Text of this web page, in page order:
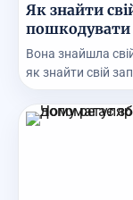
Як знайти
пошкодувати
Вона знайшла
як знайти свій